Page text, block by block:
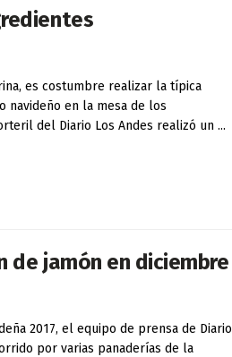
es costumbre realizar la típica
navideño en la mesa de los
del Diario Los Andes realizó un ...
de jamón en diciembre
2017, el equipo de prensa de Diario
por varias panaderías de la